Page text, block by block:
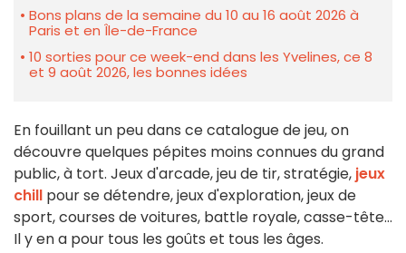
Bons plans de la semaine du 10 au 16 août 2026 à
Paris et en Île-de-France
10 sorties pour ce week-end dans les Yvelines, ce 8
et 9 août 2026, les bonnes idées
En fouillant un peu dans ce catalogue de jeu, on
découvre quelques pépites moins connues du grand
public, à tort. Jeux d'arcade, jeu de tir, stratégie, jeux
chill pour se détendre, jeux d'exploration, jeux de
sport, courses de voitures, battle royale, casse-tête...
Il y en a pour tous les goûts et tous les âges.